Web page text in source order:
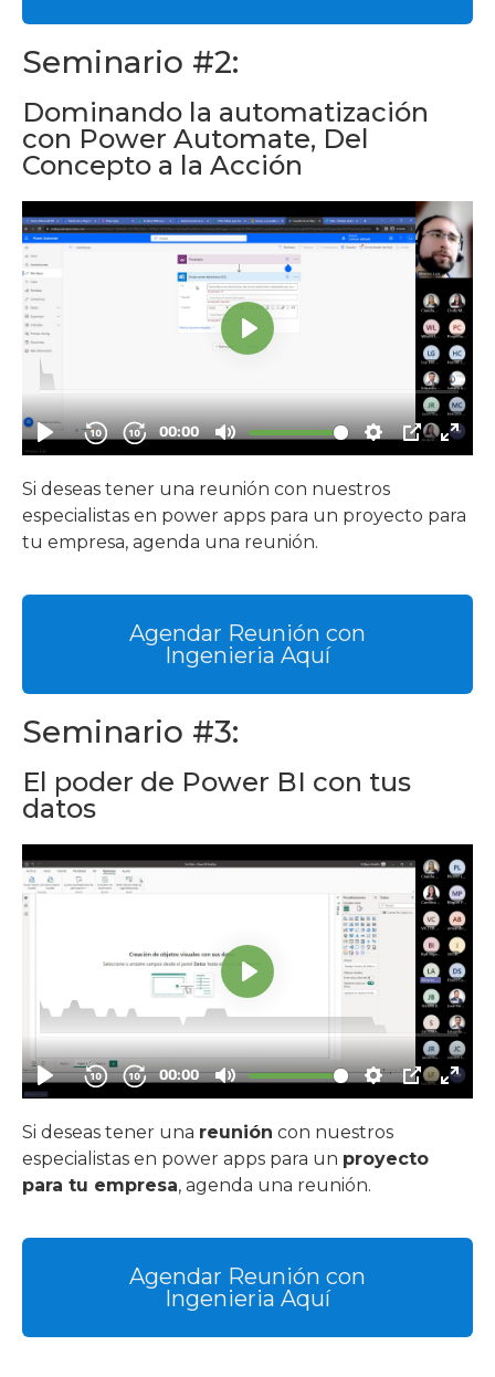
Seminario #2:
Dominando la automatización
con Power Automate, Del
Concepto a la Acción
Si deseas tener una reunión con nuestros
especialistas en power apps para un proyecto para
tu empresa, agenda una reunión.
Agendar Reunión con
Ingenieria Aquí
Seminario #3:
El poder de Power BI con tus
datos
Si deseas tener una reunión con nuestros
especialistas en power apps para un proyecto
para tu empresa, agenda una reunión.
Agendar Reunión con
Ingenieria Aquí